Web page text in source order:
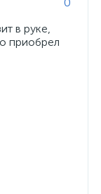
в руке,
приобрел